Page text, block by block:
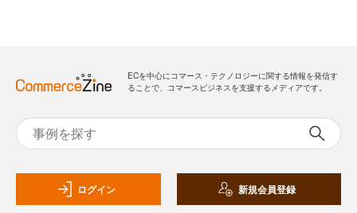
ECを中心にコマース・テクノロジーに関する情報を発信す
ることで、コマースビジネスを支援するメディアです。
ログイン 新規会員登録